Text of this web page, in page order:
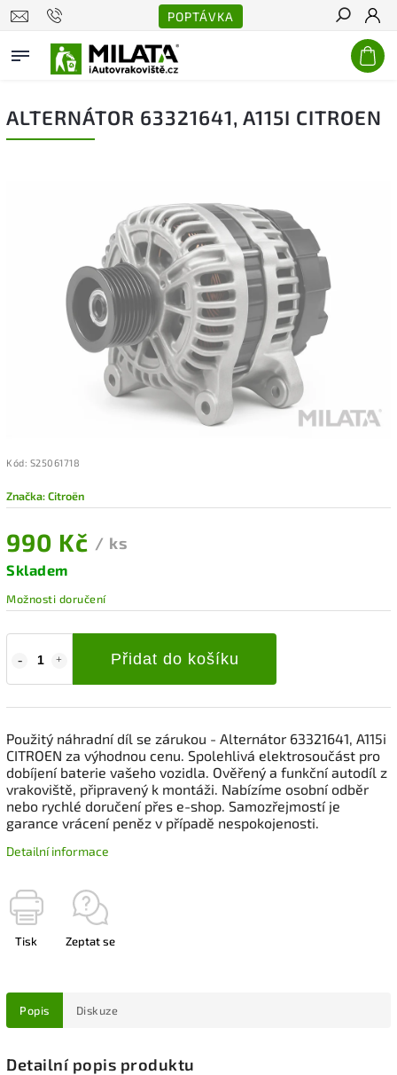
POPTÁVKA
Hledat
ALTERNÁTOR 63321641, A115I CITROEN
Kód: S25061718
Značka:Citroën
990 Kč / ks
Skladem
Možnosti doručení
Přidat do košíku
Použitý náhradní díl se zárukou - Alternátor 63321641, A115i
CITROEN za výhodnou cenu. Spolehlivá elektrosoučást pro
dobíjení baterie vašeho vozidla. Ověřený a funkční autodíl z
vrakoviště, připravený k montáži. Nabízíme osobní odběr
nebo rychlé doručení přes e-shop. Samozřejmostí je
garance vrácení peněz v případě nespokojenosti.
Detailní informace
Tisk Zeptat se
Popis Diskuze
Detailní popis produktu